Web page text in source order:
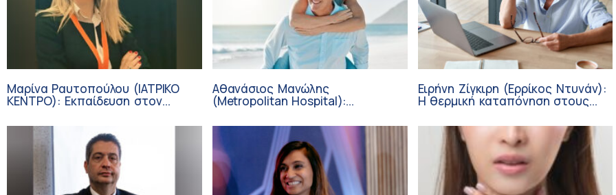
Μαρίνα Ραυτοπούλου (ΙΑΤΡΙΚΟ
ΚΕΝΤΡΟ): Εκπαίδευση στον
σύγχρονης φροντίδας
Αθανάσιος Μανώλης
(Metropolitan Hospital):
Διακοπές με ασφάλεια
Ειρήνη Ζίγκιρη (Ερρίκος Ντυνάν):
H θερμική καταπόνηση στους